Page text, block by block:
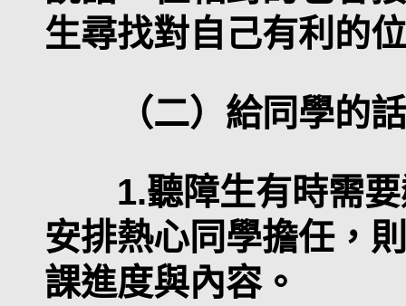
生尋找對自己有利的
（二）給同學的話
1.聽障生有時需要
安排熱心同學擔任，
課進度與內容。